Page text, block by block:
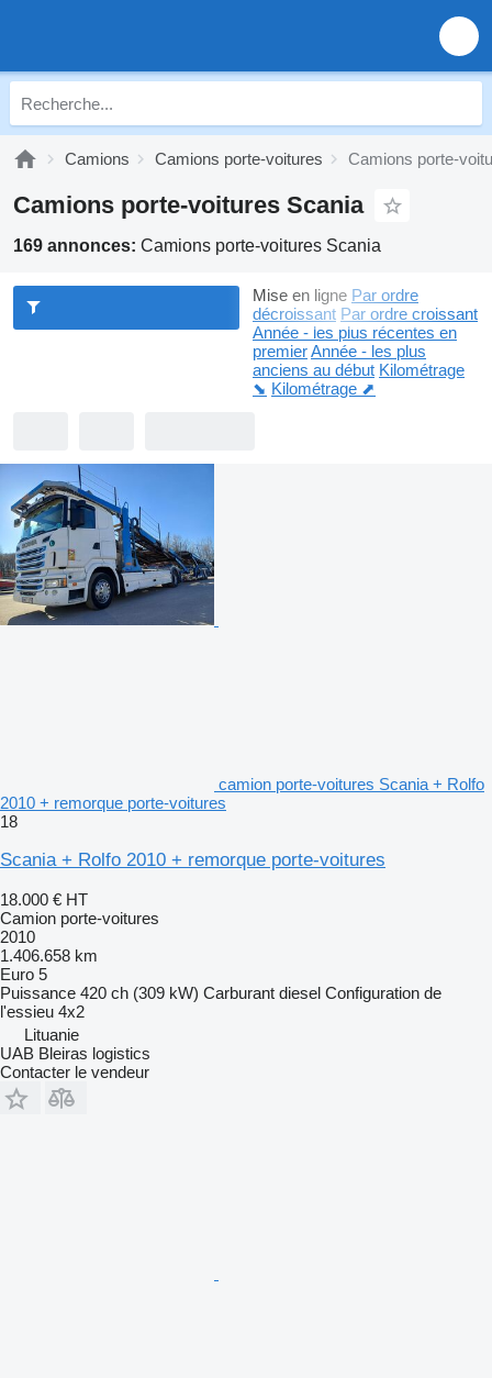
Camions Camions porte-voitures Camions porte-
Camions porte-voitures Scania
169 annonces: Camions porte-voitures Scania
Mise en ligne Par ordre
décroissant Par ordre croissant
Année - les plus récentes en
premierAnnée - les plus
anciens au début Kilométrage
⬊ Kilométrage ⬈
camion porte-voitures Scania + Rolfo
2010 + remorque porte-voitures
18
Scania + Rolfo 2010 + remorque porte-voitures
18.000 € HT
Camion porte-voitures
2010
1.406.658 km
Euro 5
Puissance 420 ch (309 kW) Carburant diesel Configuration de
l'essieu 4x2
Lituanie
UAB Bleiras logistics
Contacter le vendeur